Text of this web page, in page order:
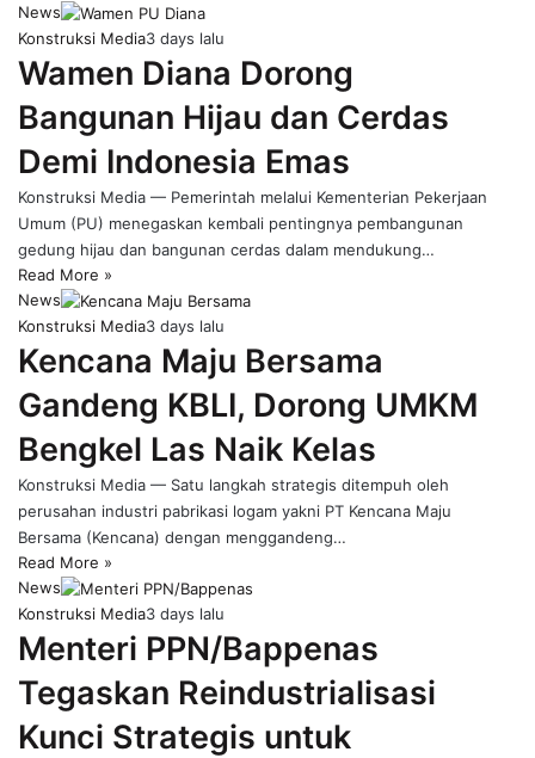
News
Konstruksi Media3 days lalu
Wamen Diana Dorong
Bangunan Hijau dan Cerdas
Demi Indonesia Emas
Konstruksi Media — Pemerintah melalui Kementerian Pekerjaan
Umum (PU) menegaskan kembali pentingnya pembangunan
gedung hijau dan bangunan cerdas dalam mendukung…
Read More »
News
Konstruksi Media3 days lalu
Kencana Maju Bersama
Gandeng KBLI, Dorong UMKM
Bengkel Las Naik Kelas
Konstruksi Media — Satu langkah strategis ditempuh oleh
perusahan industri pabrikasi logam yakni PT Kencana Maju
Bersama (Kencana) dengan menggandeng…
Read More »
News
Konstruksi Media3 days lalu
Menteri PPN/Bappenas
Tegaskan Reindustrialisasi
Kunci Strategis untuk